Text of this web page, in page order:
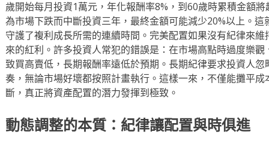
歲開始每月投資1萬元，年化報酬率8%，到60歲時累積金額
為市場下跌而中斷投資三年，最終金額可能減少20%以上。
守護了複利成長所需的連續時間。完美配置如果沒有紀律來
來的紅利。許多投資人常犯的錯誤是：在市場高點時過度樂
致買高賣低，長期報酬率遠低於預期。長期紀律要求投資人
奏，無論市場好壞都按照計畫執行。這樣一來，不僅能攤平
斷，真正將資產配置的潛力發揮到極致。
動態調整的本質：紀律讓配置與時俱進